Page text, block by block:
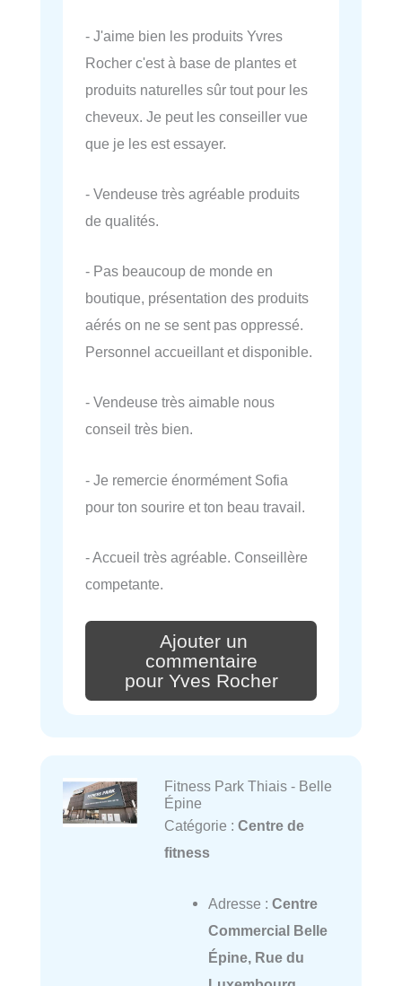
- J'aime bien les produits Yvres
Rocher c'est à base de plantes et
produits naturelles sûr tout pour les
cheveux. Je peut les conseiller vue
que je les est essayer.
- Vendeuse très agréable produits
de qualités.
- Pas beaucoup de monde en
boutique, présentation des produits
aérés on ne se sent pas oppressé.
Personnel accueillant et disponible.
- Vendeuse très aimable nous
conseil très bien.
- Je remercie énormément Sofia
pour ton sourire et ton beau travail.
- Accueil très agréable. Conseillère
competante.
Ajouter un
commentaire
pour Yves Rocher
Fitness Park Thiais - Belle
Épine
Catégorie : Centre de
fitness
Adresse : Centre
Commercial Belle
Épine, Rue du